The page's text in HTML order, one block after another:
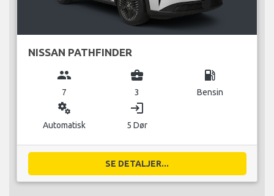
NISSAN PATHFINDER
group
7
business_center
3
local_gas_station
Bensin
miscellaneous_services
Automatisk
login
5 Dør
SE DETALJER...